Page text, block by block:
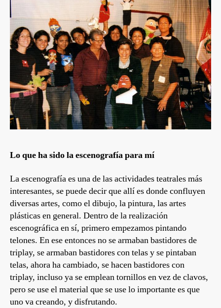
Lo que ha sido la escenografía para mí
La escenografía es una de las actividades teatrales más
interesantes, se puede decir que allí es donde confluyen
diversas artes, como el dibujo, la pintura, las artes
plásticas en general. Dentro de la realización
escenográfica en sí, primero empezamos pintando
telones. En ese entonces no se armaban bastidores de
triplay, se armaban bastidores con telas y se pintaban
telas, ahora ha cambiado, se hacen bastidores con
triplay, incluso ya se emplean tornillos en vez de clavos,
pero se use el material que se use lo importante es que
uno va creando, y disfrutando.